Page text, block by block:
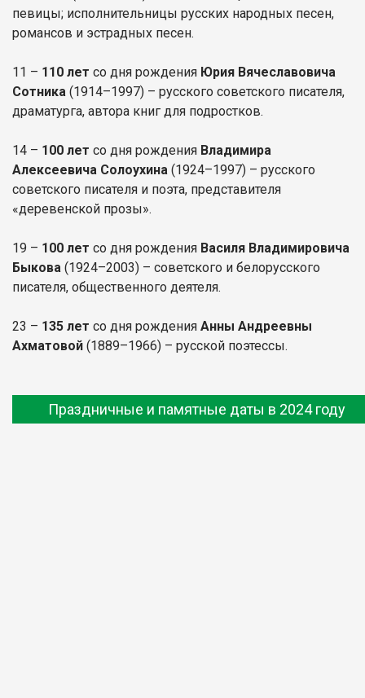
певицы; исполнительницы русских народных песен,
романсов и эстрадных песен.
11 – 110 лет со дня рождения Юрия Вячеславовича
Сотника (1914–1997) – русского советского писателя,
драматурга, автора книг для подростков.
14 – 100 лет со дня рождения Владимира
Алексеевича Солоухина (1924–1997) – русского
советского писателя и поэта, представителя
«деревенской прозы».
19 – 100 лет со дня рождения Василя Владимировича
Быкова (1924–2003) – советского и белорусского
писателя, общественного деятеля.
23 – 135 лет со дня рождения Анны Андреевны
Ахматовой (1889–1966) – русской поэтессы.
Праздничные и памятные даты в 2024 году